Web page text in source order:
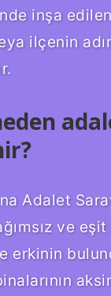
inşa
ilçenin
Adalet
ve
erkinin